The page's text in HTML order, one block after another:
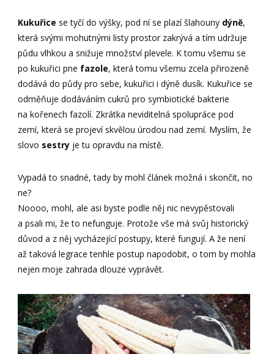
Kukuřice se tyčí do výšky, pod ní se plazí šlahouny dýně,
která svými mohutnými listy prostor zakrývá a tím udržuje
půdu vlhkou a snižuje množství plevele. K tomu všemu se
po kukuřici pne fazole, která tomu všemu zcela přirozeně
dodává do půdy pro sebe, kukuřici i dýně dusík. Kukuřice se
odměňuje dodáváním cukrů pro symbiotické bakterie
na kořenech fazolí. Zkrátka neviditelná spolupráce pod
zemí, která se projeví skvělou úrodou nad zemí. Myslím, že
slovo sestry je tu opravdu na místě.
Vypadá to snadné, tady by mohl článek možná i skončit, no
ne?
Noooo, mohl, ale asi byste podle něj nic nevypěstovali
a psali mi, že to nefunguje. Protože vše má svůj historický
důvod a z něj vycházející postupy, které fungují. A že není
až taková legrace tenhle postup napodobit, o tom by mohla
nejen moje zahrada dlouze vyprávět.